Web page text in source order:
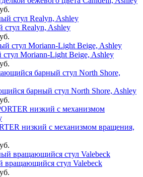
стул Realyn, Ashley
Moriann-Light Beige, Ashley
барный стул North Shore, Ashley
низкий с механизмом вращения,
вращающийся стул Valebeck